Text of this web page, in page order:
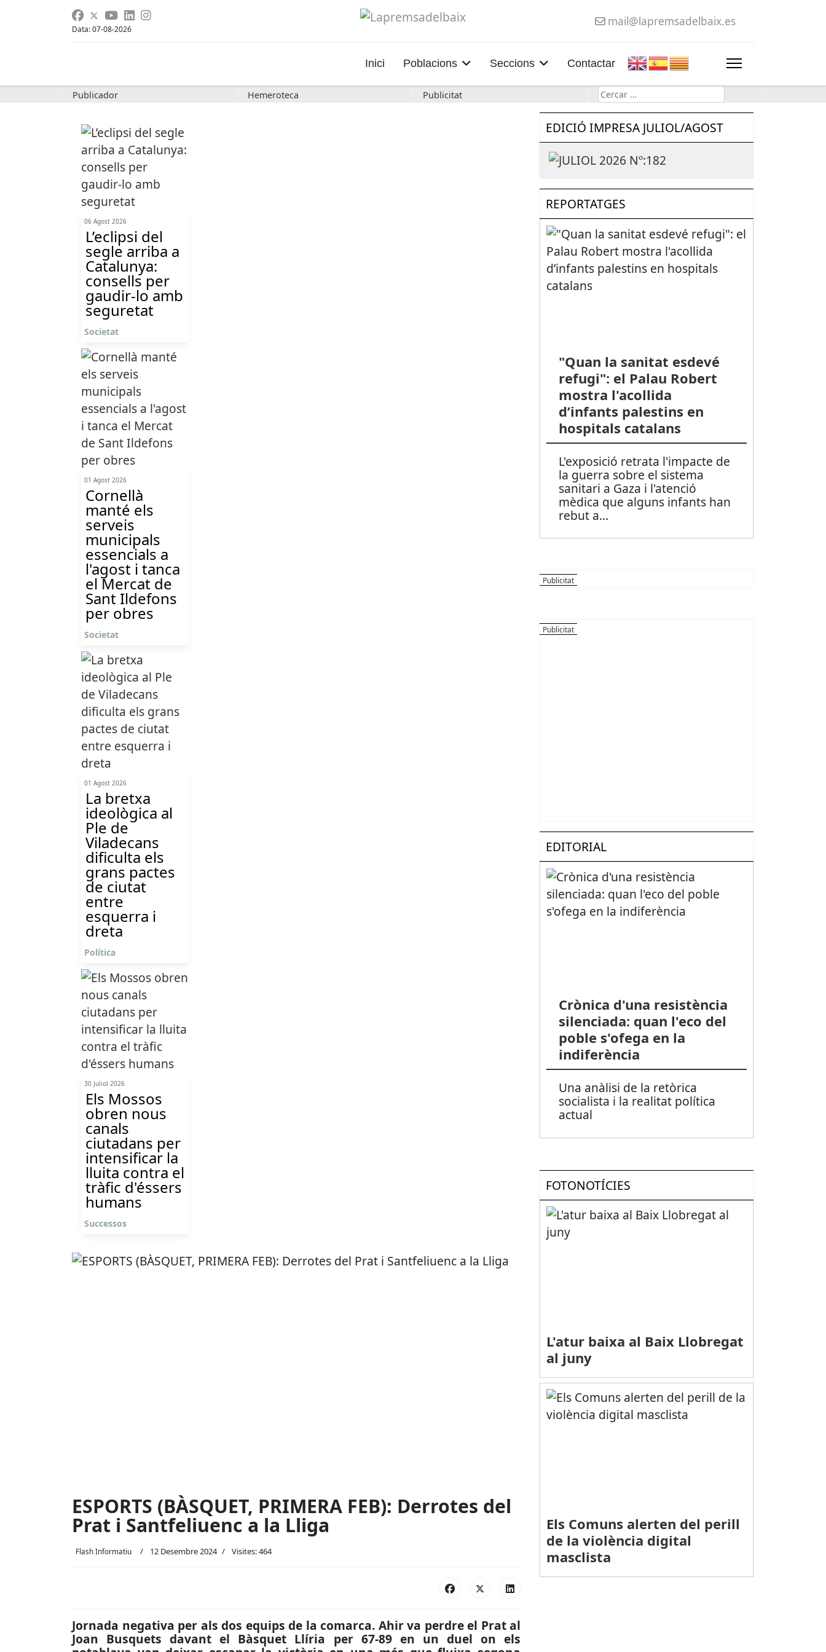
Data: 07-08-2026
mail@lapremsadelbaix.es
Inici Poblacions Seccions Contactar
Publicador Hemeroteca Publicitat Cerca
06 Agost 2026
L’eclipsi del
segle arriba a
Catalunya:
consells per
gaudir-lo amb
seguretat
Societat
01 Agost 2026
Cornellà
manté els
serveis
municipals
essencials a
l'agost i tanca
el Mercat de
Sant Ildefons
per obres
Societat
01 Agost 2026
La bretxa
ideològica al
Ple de
Viladecans
dificulta els
grans pactes
de ciutat
entre
esquerra i
dreta
Política
30 Juliol 2026
Els Mossos
obren nous
canals
ciutadans per
intensificar la
lluita contra el
tràfic d'éssers
humans
Successos
ESPORTS (BÀSQUET, PRIMERA FEB): Derrotes del
Prat i Santfeliuenc a la Lliga
Flash Informatiu 12 Desembre 2024 Visites: 464
Jornada negativa per als dos equips de la comarca. Ahir va perdre el Prat al
Joan Busquets davant el Bàsquet Llíria per 67-89 en un duel on els
EDICIÓ IMPRESA JULIOL/AGOST
REPORTATGES
"Quan la sanitat esdevé
refugi": el Palau Robert
mostra l'acollida
d’infants palestins en
hospitals catalans
L'exposició retrata l'impacte de
la guerra sobre el sistema
sanitari a Gaza i l'atenció
mèdica que alguns infants han
rebut a...
EDITORIAL
Crònica d'una resistència
silenciada: quan l'eco del
poble s'ofega en la
indiferència
Una anàlisi de la retòrica
socialista i la realitat política
actual
FOTONOTÍCIES
L'atur baixa al Baix Llobregat
al juny
Els Comuns alerten del perill
de la violència digital
masclista